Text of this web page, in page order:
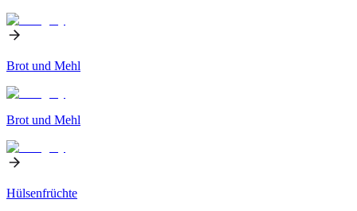
Brot und Mehl
Brot und Mehl
Hülsenfrüchte